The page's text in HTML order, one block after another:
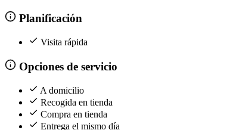
Planificación
Visita rápida
Opciones de servicio
A domicilio
Recogida en tienda
Compra en tienda
Entrega el mismo día